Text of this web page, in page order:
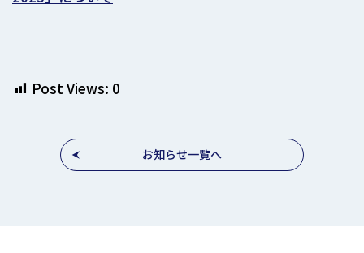
Post Views: 0
お知らせ一覧へ